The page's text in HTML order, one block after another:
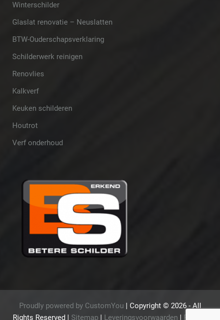
Winterschilder
Glaslat renovatie – Neuslatten
BTW-Ouderschapsverklaring
Schilderwerk reinigen
Renovlies
Kalkverf
Keuken schilderen
Houtrot
Verf onderhoud
Proudly powered by CustomYou | Copyright © 2026 - All
Rights Reserved | Sitemap | Leveringsvoorwaarden | Privacy